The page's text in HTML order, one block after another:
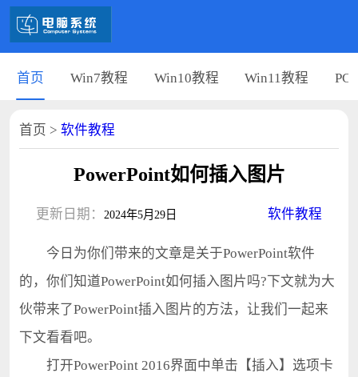
首页 Win7教程 Win10教程 Win11教程 PC
首页 > 软件教程
PowerPoint如何插入图片
更新日期： 2024年5月29日 软件教程
今日为你们带来的文章是关于PowerPoint软件
的，你们知道PowerPoint如何插入图片吗?下文就为大
伙带来了PowerPoint插入图片的方法，让我们一起来
下文看看吧。
打开PowerPoint 2016界面中单击【插入】选项卡